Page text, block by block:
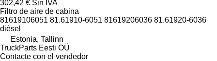
302,42 € Sin IVA
Filtro de aire de cabina
81619106051 81.61910-6051 81619206036 81.61920-6036
diésel
Estonia, Tallinn
TruckParts Eesti OÜ
Contacte con el vendedor